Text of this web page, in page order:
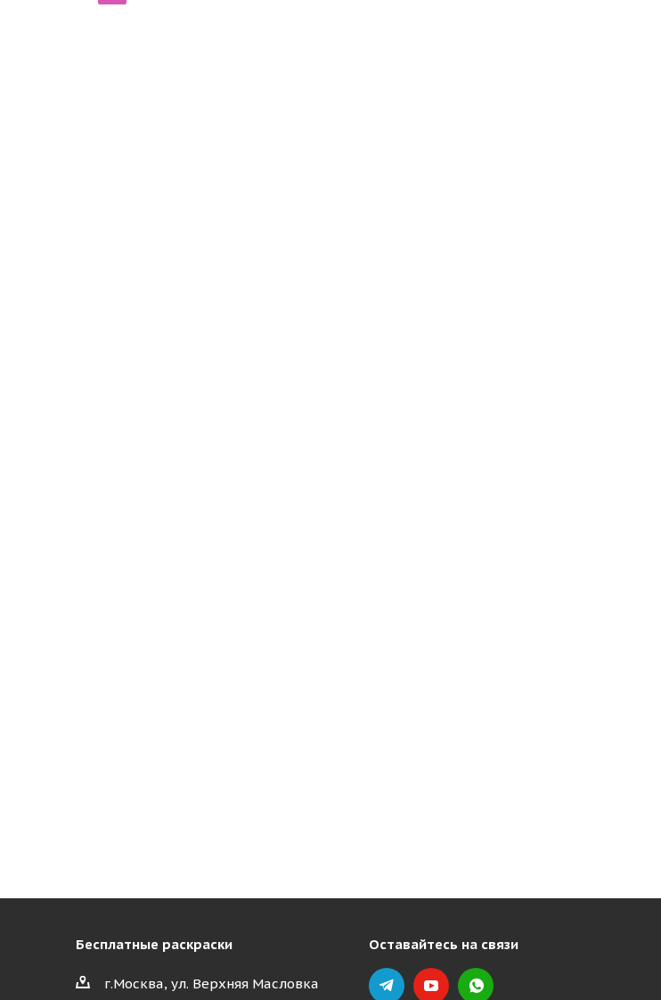
Бесплатные раскраски
г.Москва, ул. Верхняя Масловка
Оставайтесь на связи